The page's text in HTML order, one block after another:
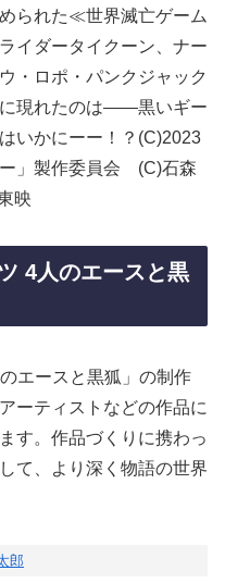
られた≪世界滅亡ゲーム
イダータイクーン、ナー
・ロポ・パンクジャック
に現れたのは——黒いギー
いかにーー！？(C)2023
」製作委員会 (C)石森
映
4人のエースと黒
エースと黒狐」の制作
ーティストなどの作品に
す。作品づくりに携わっ
て、より深く物語の世界
郎